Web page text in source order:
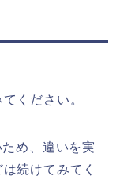
ください。
め、違いを実
続けてみてく